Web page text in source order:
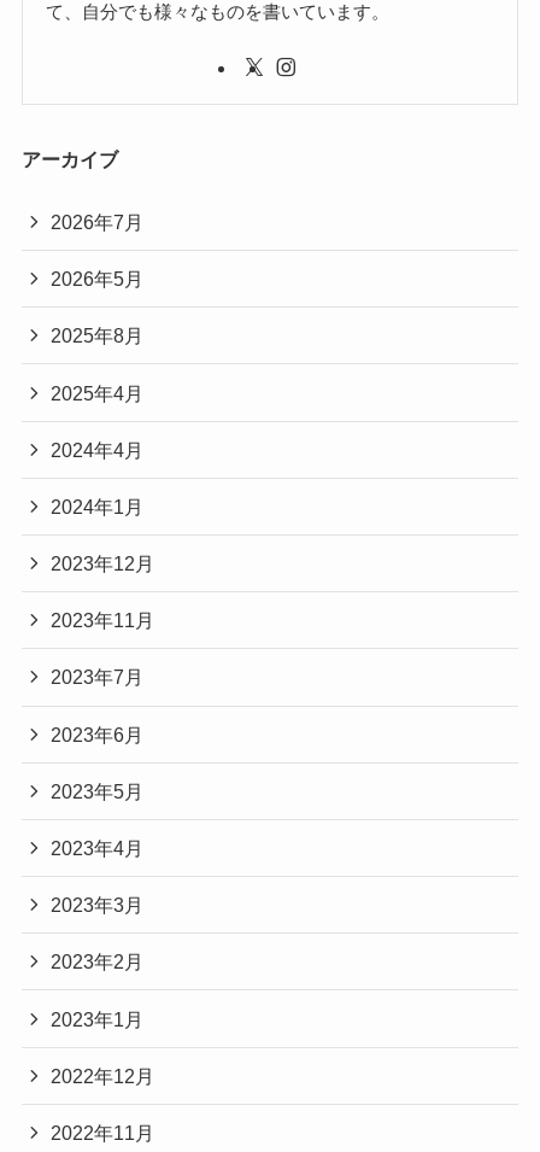
て、自分でも様々なものを書いています。
アーカイブ
2026年7月
2026年5月
2025年8月
2025年4月
2024年4月
2024年1月
2023年12月
2023年11月
2023年7月
2023年6月
2023年5月
2023年4月
2023年3月
2023年2月
2023年1月
2022年12月
2022年11月